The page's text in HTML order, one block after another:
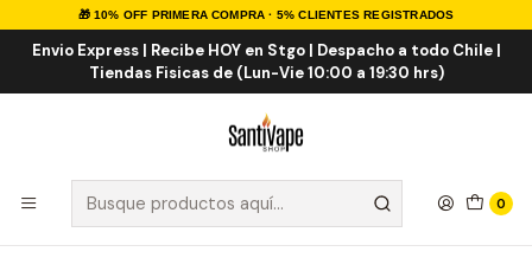
🎁 10% OFF PRIMERA COMPRA · 5% CLIENTES REGISTRADOS
Envio Express | Recibe HOY en Stgo | Despacho a todo Chile |
Tiendas Fisicas de (Lun-Vie 10:00 a 19:30 hrs)
0
Inicio Sales de Nicotina Salt Nic Importadas
Pineapple ICE Salt 30ml